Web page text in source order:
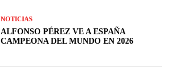
NOTICIAS
ALFONSO PÉREZ VE A ESPAÑA
CAMPEONA DEL MUNDO EN 2026